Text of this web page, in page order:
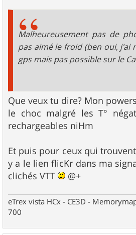
Malheureusement pas de
pas aimé le froid (ben oui, j'ai
gps mais pas possible sur le
Que veux tu dire? Mon
le choc malgré les T°
rechargeables niHm
Et puis pour ceux qui
y a le lien flicKr dans ma
clichés VTT
@+
eTrex vista HCx - CE3D -
700